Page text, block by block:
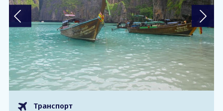
ПРАЗНИЦИ
ИНТЕРЕСНО
ТРАНСФЕРИ
ОЩЕ
За нас - Ivi Travel
Транспорт